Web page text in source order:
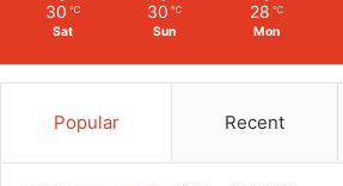
30 ℃
Sat
30 ℃
Sun
28 ℃
Mon
Popular Recent